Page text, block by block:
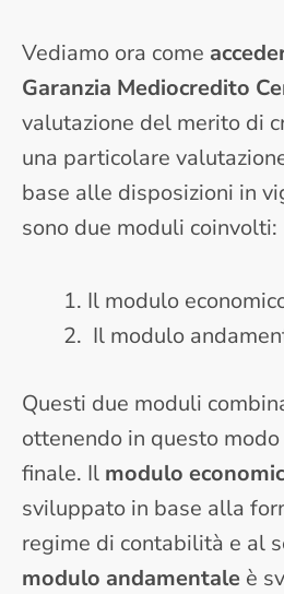
Vediamo ora come
Garanzia Mediocredito
valutazione del merito di
una particolare
base alle disposizioni in
sono due moduli coinvolti:
Il modulo
Il modulo
Questi due moduli
ottenendo in questo
finale. Il modulo
sviluppato in base alla
regime di contabilità e al
modulo andamentale è